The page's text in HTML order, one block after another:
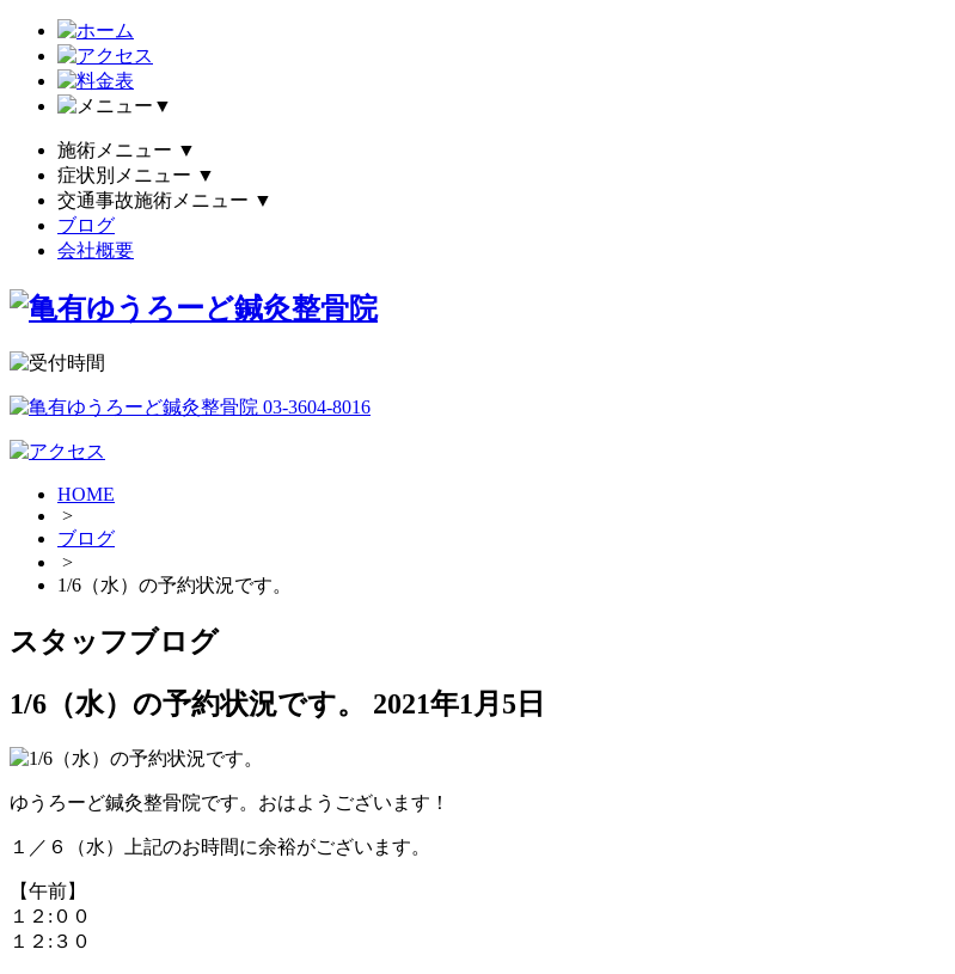
▼
施術メニュー ▼
症状別メニュー ▼
交通事故施術メニュー ▼
ブログ
会社概要
HOME
>
ブログ
>
1/6（水）の予約状況です。
スタッフブログ
1/6（水）の予約状況です。
2021年1月5日
ゆうろーど鍼灸整骨院です。おはようございます！
１／６（水）上記のお時間に余裕がございます。
【午前】
１２:００
１２:３０